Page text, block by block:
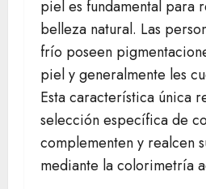
piel es fundamental para
belleza natural. Las
frío poseen
piel y generalmente les
Esta característica única
selección específica de
complementen y realcen
mediante la colorimetría